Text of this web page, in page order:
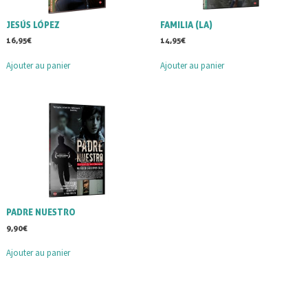
JESÚS LÓPEZ
16,95€
Ajouter au panier
FAMILIA (LA)
14,95€
Ajouter au panier
PADRE NUESTRO
9,90€
Ajouter au panier